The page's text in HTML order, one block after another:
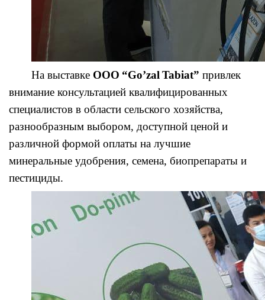
На выставке OOO “Go’zal Tabiat” привлек
внимание консультацией квалифицированных
специалистов в области сельского хозяйства,
разнообразным выбором, доступной ценой и
различной формой оплаты на лучшие
минеральные удобрения, семена, биопрепараты и
пестициды.